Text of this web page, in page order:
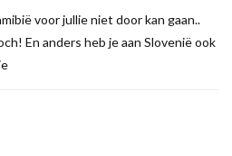
voor jullie niet door kan gaan..
En anders heb je aan Slovenië ook